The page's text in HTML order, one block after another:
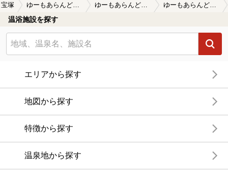
宝塚 ゆーもあらんど福栄 ゆーもあらんど福栄の口コミ一覧 ゆーもあらんど福栄の口コミ 画像提供
温浴施設を探す
エリアから探す
地図から探す
特徴から探す
温泉地から探す